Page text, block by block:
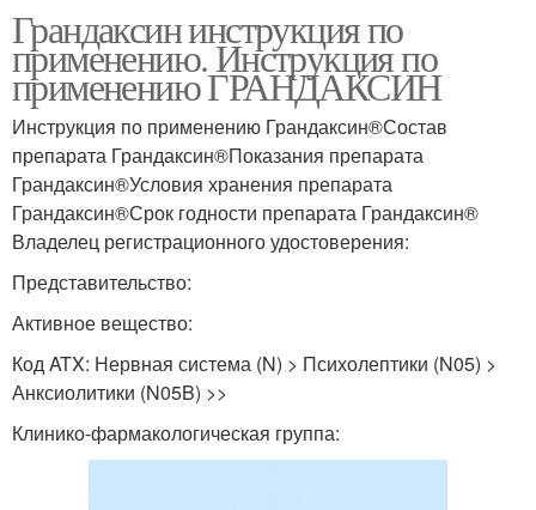
Грандаксин инструкция по
применению. Инструкция по
применению ГРАНДАКСИН
Инструкция по применению Грандаксин®Состав
препарата Грандаксин®Показания препарата
Грандаксин®Условия хранения препарата
Грандаксин®Срок годности препарата Грандаксин®
Владелец регистрационного удостоверения:
Представительство:
Активное вещество:
Код ATX: Нервная система (N) > Психолептики (N05) >
Анксиолитики (N05B) >>
Клинико-фармакологическая группа: